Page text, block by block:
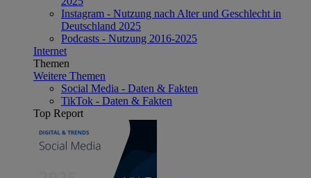
Instagram - Nutzung nach Alter und Geschlecht in
Deutschland 2025
Podcasts - Nutzung 2016-2025
Internet
Themen
Weitere Themen
Social Media - Daten & Fakten
TikTok - Daten & Fakten
Top Report